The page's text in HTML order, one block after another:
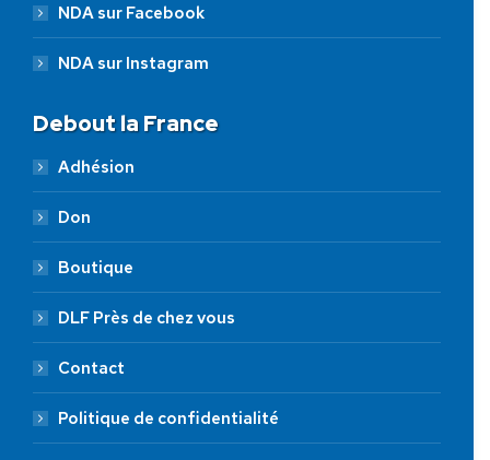
NDA sur Facebook
NDA sur Instagram
Debout la France
Adhésion
Don
Boutique
DLF Près de chez vous
Contact
Politique de confidentialité